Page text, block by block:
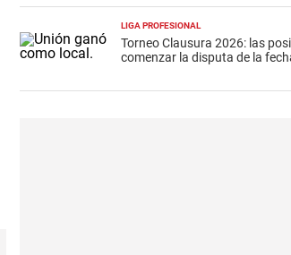
LIGA PROFESIONAL
Torneo Clausura 2026: las
comenzar la disputa de la